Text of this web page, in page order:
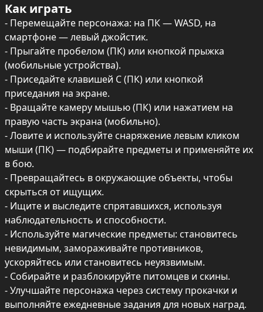
Как играть
- Перемещайте персонажа: на ПК — WASD, на
смартфоне — левый джойстик.
- Прыгайте пробелом (ПК) или кнопкой прыжка
(мобильные устройства).
- Приседайте клавишей C (ПК) или кнопкой
приседания на экране.
- Вращайте камеру мышью (ПК) или нажатием на
правую часть экрана (мобильно).
- Ловите и используйте снаряжение левым кликом
мыши (ПК) — подбирайте предметы и применяйте их
в бою.
- Превращайтесь в окружающие объекты, чтобы
скрыться от ищущих.
- Ищите и выследите спрятавшихся, используя
наблюдательность и способности.
- Используйте магические предметы: становитесь
невидимым, замораживайте противников,
ускоряйтесь или становитесь неуязвимым.
- Собирайте и разблокируйте питомцев и скины.
- Улучшайте персонажа через систему прокачки и
выполняйте ежедневные задания для новых наград.